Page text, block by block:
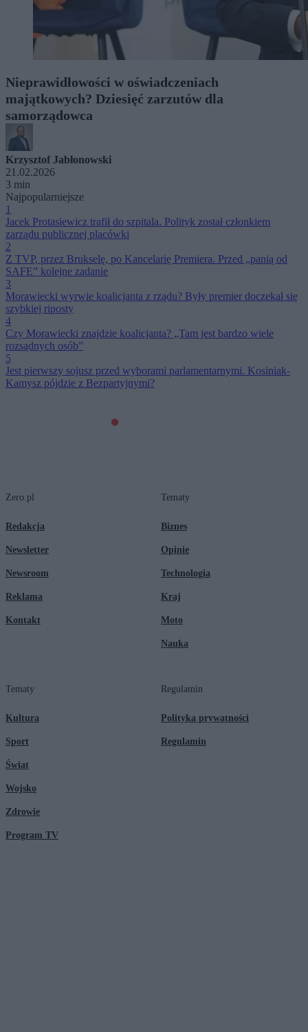
Nieprawidłowości w oświadczeniach
majątkowych? Dziesięć zarzutów dla
samorządowca
Krzysztof Jabłonowski
21.02.2026
3 min
Najpopularniejsze
1
Jacek Protasiewicz trafił do szpitala. Polityk został członkiem
zarządu publicznej placówki
2
Z TVP, przez Brukselę, po Kancelarię Premiera. Przed „panią od
SAFE” kolejne zadanie
3
Morawiecki wyrwie koalicjanta z rządu? Były premier doczekał się
szybkiej riposty
4
Czy Morawiecki znajdzie koalicjanta? „Tam jest bardzo wiele
rozsądnych osób”
5
Jest pierwszy sojusz przed wyborami parlamentarnymi. Kosiniak-
Kamysz pójdzie z Bezpartyjnymi?
Zero.pl
Redakcja
Newsletter
Newsroom
Reklama
Kontakt
Tematy
Biznes
Opinie
Technologia
Kraj
Moto
Nauka
Tematy
Kultura
Sport
Świat
Wojsko
Zdrowie
Program TV
Regulamin
Polityka prywatności
Regulamin